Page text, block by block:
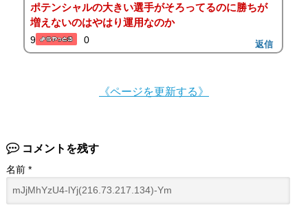
ポテンシャルの大きい選手がそろってるのに勝ちが
増えないのはやはり運用なのか
9 0 返信
《ページを更新する》
コメントを残す
名前 *